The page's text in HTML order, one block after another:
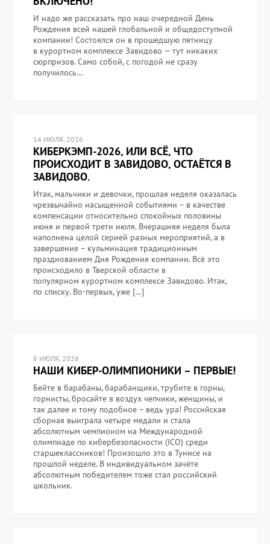
И надо же рассказать про наш очередной День
Рождения всей нашей глобальной и общедоступной
компании! Состоялся он в прошедшую пятницу
в курортном комплексе Завидово — тут никаких
сюрпризов. Само собой, с погодой не сразу
получилось…
14 ИЮЛЯ, 2026
КИБЕРКЭМП-2026, ИЛИ ВСЁ, ЧТО
ПРОИСХОДИТ В ЗАВИДОВО, ОСТАЁТСЯ В
ЗАВИДОВО.
Итак, мальчики и девочки, прошлая неделя оказалась
чрезвычайно насыщенной событиями – в качестве
компенсации относительно спокойных половины
июня и первой трети июля. Вчерашняя неделя была
наполнена целой серией разных мероприятий, а в
завершение – кульминация традиционным
празднованием Дня Рождения компании. Всё это
происходило в Тверской области в
популярном курортном комплексе Завидово. Итак,
по списку. Во-первых, уже […]
8 ИЮЛЯ, 2026
НАШИ КИБЕР-ОЛИМПИОНИКИ – ПЕРВЫЕ!
Бейте в барабаны, барабанщики, трубите в горны,
горнисты, бросайте в воздух чепчики, женщины, и
так далее и тому подобное – ведь ура! Российская
сборная выиграла четыре медали и стала
абсолютным чемпионом на Международной
олимпиаде по кибербезопасности (ICO) среди
старшеклассников! Произошло это в Тунисе на
прошлой неделе. В индивидуальном зачёте
абсолютным победителем тоже стал российский
школьник.